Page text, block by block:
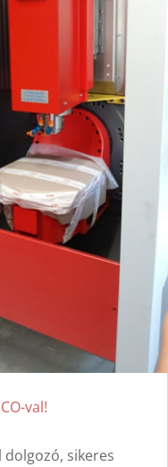
val!
dolgozó, sikeres